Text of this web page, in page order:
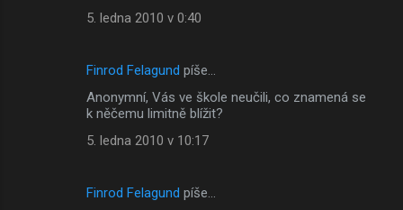
5. ledna 2010 v 0:40
Finrod Felagund píše…
Anonymní, Vás ve škole neučili, co znamená se
k něčemu limitně blížit?
5. ledna 2010 v 10:17
Finrod Felagund píše…